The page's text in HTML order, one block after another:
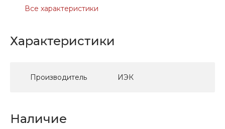
Все характеристики
Характеристики
Производитель ИЭК
Наличие